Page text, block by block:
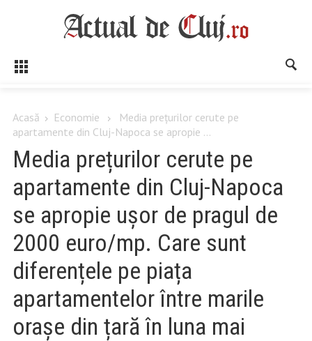
Acasă Economie
Media prețurilor cerute pe
apartamente din Cluj-Napoca se apropie ...
Media prețurilor cerute pe
apartamente din Cluj-Napoca
se apropie ușor de pragul de
2000 euro/mp. Care sunt
diferențele pe piața
apartamentelor între marile
orașe din țară în luna mai